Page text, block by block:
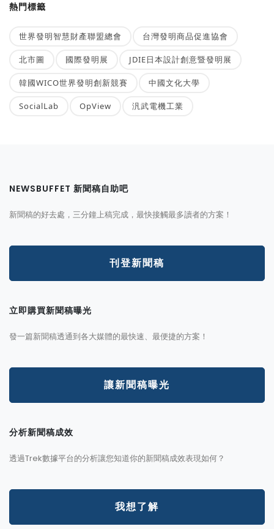
熱門標籤
世界發明智慧財產聯盟總會 台灣發明商品促進協會
北市圖 國際發明展 JDIE日本設計創意暨發明展
韓國WICO世界發明創新競賽 中國文化大學
SocialLab OpView 汎武電機工業
NEWSBUFFET 新聞稿自助吧
新聞稿的好去處，三分鐘上稿完成，最快接觸最多讀者的方案！
刊登新聞稿
立即購買新聞稿曝光
發一篇新聞稿透通到各大媒體的最快速、最便捷的方案！
讓新聞稿曝光
分析新聞稿成效
透過Trek數據平台的分析讓您知道你的新聞稿成效表現如何？
我想了解